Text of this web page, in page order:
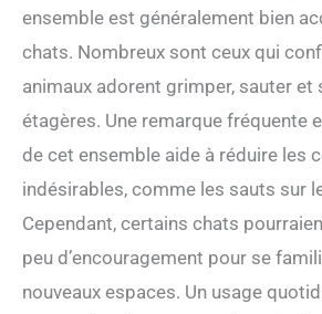
ensemble est généralement bien
chats. Nombreux sont ceux qui
animaux adorent grimper, sauter et
étagères. Une remarque fréquente
de cet ensemble aide à réduire les
indésirables, comme les sauts sur
Cependant, certains chats
peu d’encouragement pour se
nouveaux espaces. Un usage